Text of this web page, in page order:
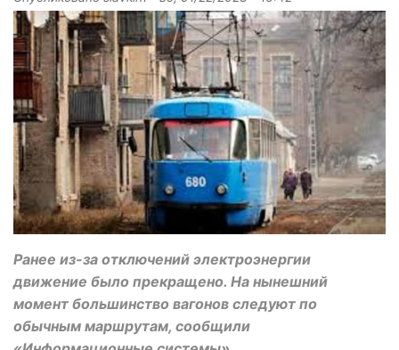
Ранее из-за отключений электроэнергии
движение было прекращено. На нынешний
момент большинство вагонов следуют по
обычным маршрутам, сообщили